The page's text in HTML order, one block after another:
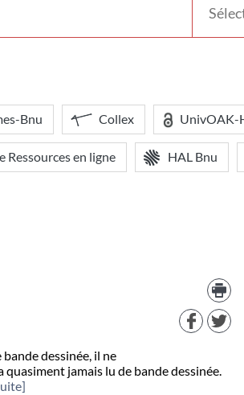
votre
Bnu Collex UnivOAK-
Ressources en ligne HAL Bnu
dessinée, il ne
jamais lu de bande dessinée.